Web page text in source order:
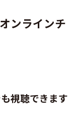
ンラインチ
視聴できます